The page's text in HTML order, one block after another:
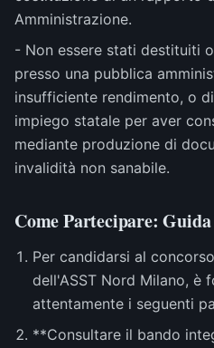
Amministrazione.
- Non essere stati destituiti
presso una pubblica
insufficiente rendimento, o
impiego statale per aver
mediante produzione di
invalidità non sanabile.
Come Partecipare: Guida
Per candidarsi al
dell'ASST Nord Milano, è
attentamente i seguenti
**Consultare il bando